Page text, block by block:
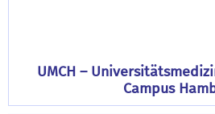
UMCH –
Campus